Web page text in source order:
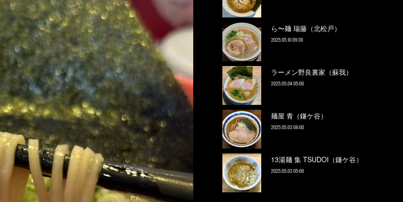
ら〜麺 瑞藤（北松戸）
2025.05.10 09:30
ラーメン野良裏家（蘇我）
2025.05.04 05:00
麺屋 青（鎌ケ谷）
2025.05.03 06:00
13湯麺 集 TSUDOI（鎌ケ谷）
2025.05.03 05:00